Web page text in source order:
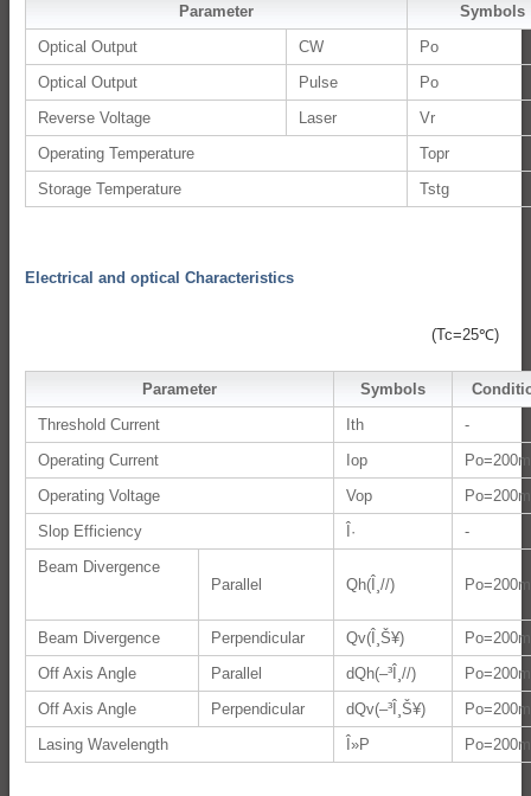
Parameter
Symbols
Optical Output
CW
Po
Optical Output
Pulse
Po
Reverse Voltage
Laser
Vr
Operating Temperature
Topr
Storage Temperature
Tstg
Electrical and optical Characteristics
(Tc=25℃)
Parameter Symbols
Threshold Current
Ith
-
Operating Current
Iop
Operating Voltage
Vop
Slop Efficiency
Î·
-
Beam Divergence
Parallel
Qh(Î¸//)
Beam Divergence Perpendicular Qv(Î¸Š¥)
Off Axis Angle
Parallel dQh(–³Î¸//)
Off Axis Angle
Perpendicular dQv(–³Î¸Š¥)
Lasing Wavelength
Î»P